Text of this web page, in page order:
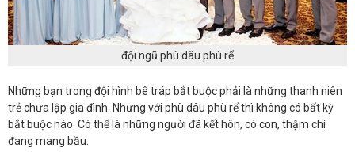
đội ngũ phù dâu phù rể
Những bạn trong đội hình bê tráp bắt buộc phải là những thanh niên
trẻ chưa lập gia đình. Nhưng với phù dâu phù rể thì không có bất kỳ
bắt buộc nào. Có thể là những người đã kết hôn, có con, thậm chí
đang mang bầu.